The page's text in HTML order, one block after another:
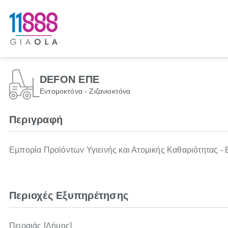
DEFON ΕΠΕ
Εντομοκτόνα - Ζιζανιοκτόνα
Περιγραφή
Εμπορία Προϊόντων Υγιεινής και Ατομικής Καθαριότητας
Περιοχές Εξυπηρέτησης
Πειραιάς [Δήμος]